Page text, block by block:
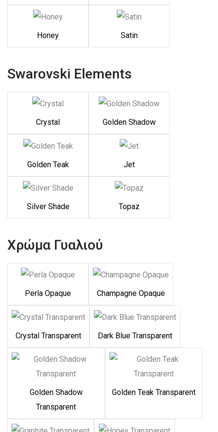
Honey Satin
Swarovski Elements
Crystal Golden Shadow
Golden Teak Jet
Silver Shade Topaz
Χρώμα Γυαλιού
Perla Opaque Champagne Opaque
Crystal Transparent Dark Blue Transparent
Golden Shadow
Transparent
Golden Teak Transparent